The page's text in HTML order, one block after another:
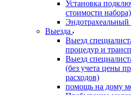
Установка
стоимости набора)
Выезда
Выезд
процедур и
Выезд
(без учета цены
расходов)
помощь на дому